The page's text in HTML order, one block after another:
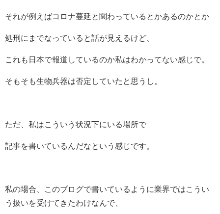
それが例えばコロナ蔓延と関わっているとかあるのかとか
処刑にまでなっていると話が見えるけど、
これも日本で報道しているのか私はわかってない感じで。
そもそも生物兵器は否定していたと思うし。
ただ、私はこういう状況下にいる場所で
記事を書いているんだなという感じです。
私の場合、このブログで書いているように業界ではこうい
う扱いを受けてきたわけなんで、